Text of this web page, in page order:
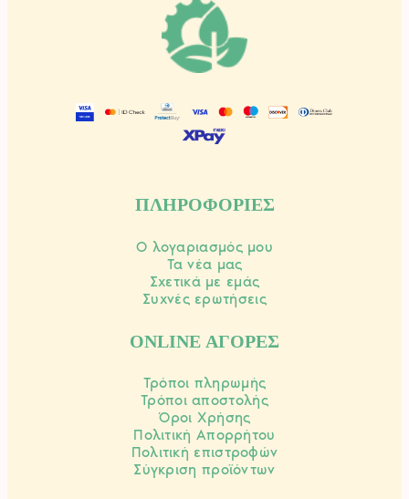
ΠΛΗΡΟΦΟΡΙΕΣ
Ο λογαριασμός μου
Τα νέα μας
Σχετικά με εμάς
Συχνές ερωτήσεις
ONLINE ΑΓΟΡΕΣ
Τρόποι πληρωμής
Τρόποι αποστολής
Όροι Χρήσης
Πολιτική Απορρήτου
Πολιτική επιστροφών
Σύγκριση προϊόντων